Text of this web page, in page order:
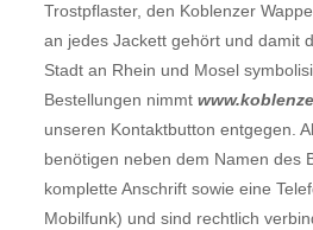
Trostpflaster, den Koblenzer
an jedes Jackett gehört und damit
Stadt an Rhein und Mosel
Bestellungen nimmt
unseren Kontaktbutton entgegen.
benötigen neben dem Namen des
komplette Anschrift sowie eine
Mobilfunk) und sind rechtlich